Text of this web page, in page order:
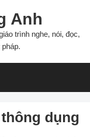
Anh
trình nghe, nói, đọc,
dụng